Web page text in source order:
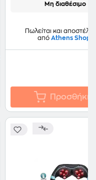
Μη διαθέσιμο
Πωλείται και
από Athens Shop
Προσθήκη